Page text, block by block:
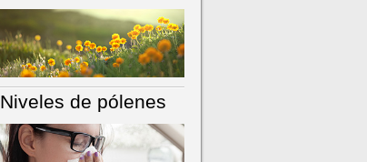
Niveles de pólenes